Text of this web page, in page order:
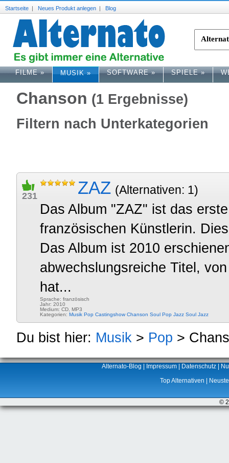
Startseite | Neues Produkt anlegen | Blog
FILME» MUSIK» SOFTWARE» SPIELE»
Chanson (1 Ergebnisse)
Filtern nach Unterkategorien
231 ZAZ (Alternativen: 1)
Das Album "ZAZ" ist das
französischen Künstlerin.
Das Album ist 2010
abwechslungsreiche Titel,
hat...
Sprache: französisch
Jahr: 2010
Medium: CD, MP3
Kategorien: Musik Pop Castingshow Chanson Soul Pop Jazz Soul Jazz
Du bist hier: Musik > Pop >
Alternato-Blog Impressum Datenschutz
Top Alternativen
©